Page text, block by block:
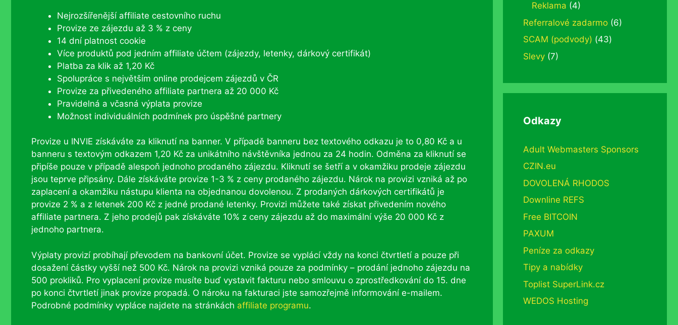
Nejrozšířenější affiliate cestovního ruchu
Provize ze zájezdu až 3 % z ceny
14 dní platnost cookie
Více produktů pod jedním affiliate účtem (zájezdy, letenky, dárkový certifikát)
Platba za klik až 1,20 Kč
Spolupráce s největším online prodejcem zájezdů v ČR
Provize za přivedeného affiliate partnera až 20 000 Kč
Pravidelná a včasná výplata provize
Možnost individuálních podmínek pro úspěšné partnery
Provize u INVIE získáváte za kliknutí na banner. V případě banneru bez textového odkazu je to 0,80 Kč a u
banneru s textovým odkazem 1,20 Kč za unikátního návštěvníka jednou za 24 hodin. Odměna za kliknutí se
připíše pouze v případě alespoň jednoho prodaného zájezdu. Kliknutí se šetří a v okamžiku prodeje zájezdu
jsou teprve připsány. Dále získáváte provize 1-3 % z ceny prodaného zájezdu. Nárok na provizi vzniká až po
zaplacení a okamžiku nástupu klienta na objednanou dovolenou. Z prodaných dárkových certifikátů je
provize 2 % a z letenek 200 Kč z jedné prodané letenky. Provizi můžete také získat přivedením nového
affiliate partnera. Z jeho prodejů pak získáváte 10% z ceny zájezdu až do maximální výše 20 000 Kč z
jednoho partnera.
Výplaty provizí probíhají převodem na bankovní účet. Provize se vyplácí vždy na konci čtvrtletí a pouze při
dosažení částky vyšší než 500 Kč. Nárok na provizi vzniká pouze za podmínky – prodání jednoho zájezdu na
500 prokliků. Pro vyplacení provize musíte buď vystavit fakturu nebo smlouvu o zprostředkování do 15. dne
po konci čtvrtletí jinak provize propadá. O nároku na fakturaci jste samozřejmě informování e-mailem.
Podrobné podmínky vypláce najdete na stránkách affiliate programu.
Reklama (4)
Referralové zadarmo (6)
SCAM (podvody) (43)
Slevy (7)
Odkazy
Adult Webmasters Sponsors
CZIN.eu
DOVOLENÁ RHODOS
Downline REFS
Free BITCOIN
PAXUM
Peníze za odkazy
Tipy a nabídky
Toplist SuperLink.cz
WEDOS Hosting